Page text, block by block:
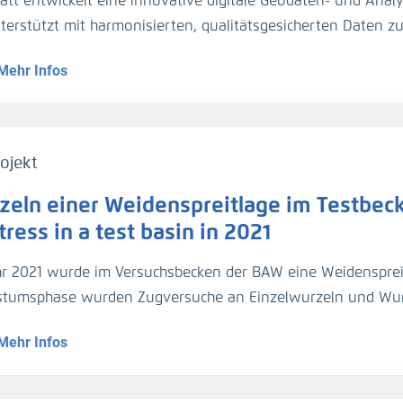
Für die Umrechnung der Trübungswerte in
kalibriert worden. Im März 2024 hat die BAW
Sperrwerks genommen für die Kalibrierung der dortigen
2 Halbtiden).
mit harmonisierten, qualitätsgesicherten Daten
werden über Webportale und -
Infos
einer Weidenspreitlage im
in a test basin in 2021
2021 wurde im Versuchsbecken der BAW eine
wurden Zugversuche an Einzelwurzeln und
a willow bush mattress was installed in a test basin.
out on individual roots and root bundles, and roots were
Infos